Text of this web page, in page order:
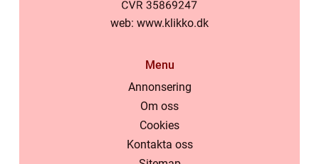
web: www.klikko.dk
Menu
Annonsering
Om oss
Cookies
Kontakta oss